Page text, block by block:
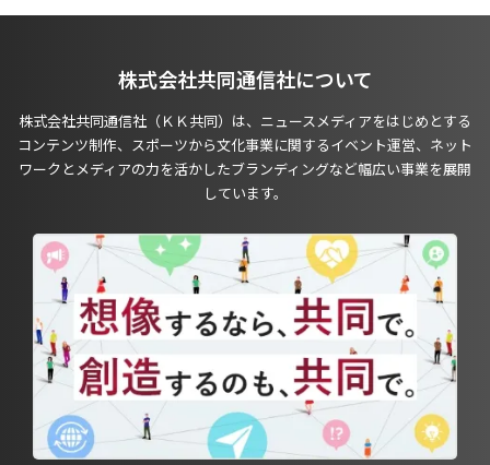
株式会社共同通信社について
株式会社共同通信社（ＫＫ共同）は、ニュースメディアをはじめとする
コンテンツ制作、スポーツから文化事業に関するイベント運営、ネット
ワークとメディアの力を活かしたブランディングなど幅広い事業を展開
しています。